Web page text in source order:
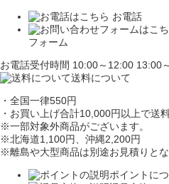
お電話
フォーム
お電話受付時間 10:00～12:00 13:00
送料について
・全国一律550円
・お買い上げ合計10,000円以上で送
※一部対象外商品がございます。
※北海道1,100円 、沖縄2,200円
※離島や大型商品は別途お見積りとな
ポイントに